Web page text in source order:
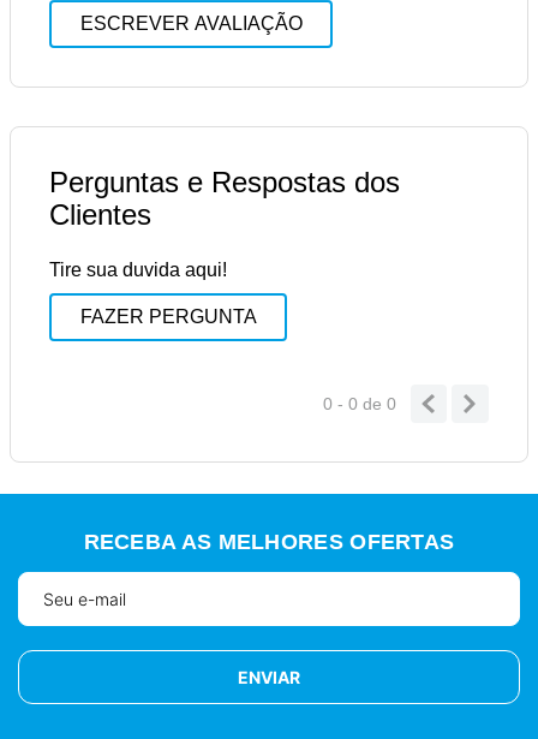
ESCREVER AVALIAÇÃO
Perguntas e Respostas dos
Clientes
Tire sua duvida aqui!
FAZER PERGUNTA
0 - 0 de 0
RECEBA AS MELHORES OFERTAS
ENVIAR